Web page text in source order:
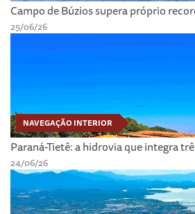
Campo de Búzios supera próprio
25/06/26
NAVEGAÇÃO INTERIOR
Paraná-Tietê: a hidrovia que integra
24/06/26